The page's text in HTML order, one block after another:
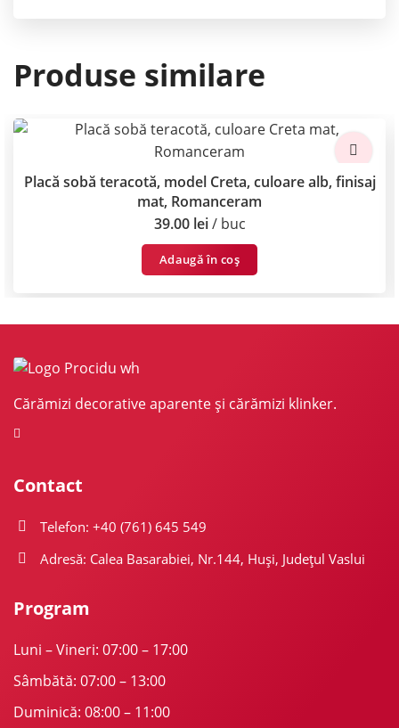
Produse similare
Placă sobă teracotă, model Creta, culoare alb, finisaj
mat, Romanceram
39.00 lei buc
Adaugă în coș
Cărămizi decorative aparente și cărămizi klinker.
Contact
Telefon: +40 (761) 645 549
Adresă: Calea Basarabiei, Nr.144, Huși, Județul Vaslui
Program
Luni – Vineri: 07:00 – 17:00
Sâmbătă: 07:00 – 13:00
Duminică: 08:00 – 11:00